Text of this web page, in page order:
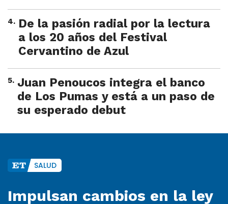
4. De la pasión radial por la lectura
a los 20 años del Festival
Cervantino de Azul
5. Juan Penoucos integra el banco
de Los Pumas y está a un paso de
su esperado debut
SALUD
Impulsan cambios en la ley